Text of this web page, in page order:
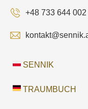
+48 733 644 002
SENNIK
TRAUMBUCH